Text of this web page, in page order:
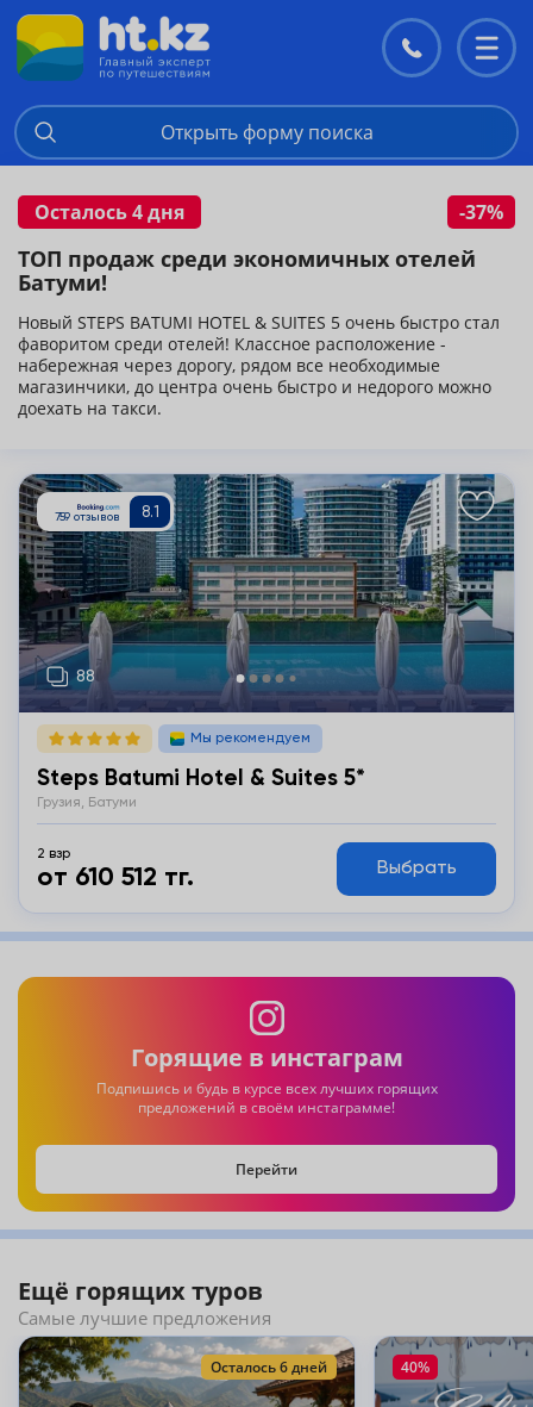
Контакты
меню
Открыть форму поиска
Осталось 4 дня -37%
ТОП продаж среди экономичных отелей
Батуми!
Новый STEPS BATUMI HOTEL & SUITES 5 очень быстро стал
фаворитом среди отелей! Классное расположение -
набережная через дорогу, рядом все необходимые
магазинчики, до центра очень быстро и недорого можно
доехать на такси.
Мы рекомендуем
Steps Batumi Hotel & Suites 5*
Грузия, Батуми
2 взр
от 610 512 тг. Выбрать
Подробнее
Горящие в инстаграм
Подпишись и будь в курсе всех лучших горящих
предложений в своём инстаграмме!
Перейти
Ещё горящих туров
Самые лучшие предложения
Осталось 6 дней 40%